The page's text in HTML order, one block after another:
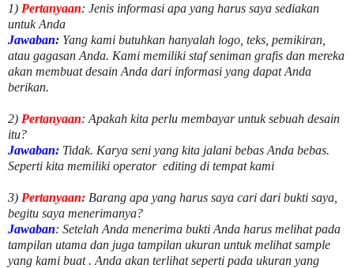
1) Pertanyaan: Jenis informasi apa yang harus saya sediakan
untuk Anda
Jawaban: Yang kami butuhkan hanyalah logo, teks, pemikiran,
atau gagasan Anda. Kami memiliki staf seniman grafis dan mereka
akan membuat desain Anda dari informasi yang dapat Anda
berikan.
2) Pertanyaan: Apakah kita perlu membayar untuksebuah desain
itu?
Jawaban: Tidak. Karya seni yang kita jalani bebas Anda bebas.
Seperti kita memiliki operator editing di tempat kami
3) Pertanyaan: Barang apa yang harus saya cari dari bukti saya,
begitu saya menerimanya?
Jawaban: Setelah Anda menerima bukti Anda harus melihat pada
tampilan utama dan juga tampilan ukuran untuk melihatsample
yang kami buat . Anda akan terlihat seperti pada ukuran yang